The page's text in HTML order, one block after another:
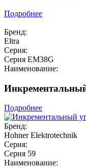
Подробнее
Бренд:
Eltra
Серия:
Серия EM38G
Наименование:
Подробнее
Бренд:
Hohner Elektrotechnik
Серия:
Серия 59
Наименование: